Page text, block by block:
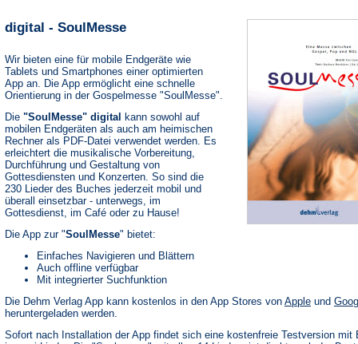
digital - SoulMesse
Wir bieten eine für mobile Endgeräte wie
Tablets und Smartphones einer optimierten
App an. Die App ermöglicht eine schnelle
Orientierung in der Gospelmesse "SoulMesse".
Die "SoulMesse" digital kann sowohl auf
mobilen Endgeräten als auch am heimischen
Rechner als PDF-Datei verwendet werden. Es
erleichtert die musikalische Vorbereitung,
Durchführung und Gestaltung von
Gottesdiensten und Konzerten. So sind die
230 Lieder des Buches jederzeit mobil und
überall einsetzbar - unterwegs, im
Gottesdienst, im Café oder zu Hause!
Die App zur "SoulMesse" bietet:
Einfaches Navigieren und Blättern
Auch offline verfügbar
Mit integrierter Suchfunktion
Die Dehm Verlag App kann kostenlos in den App Stores von Apple(Öffnet
neuen
und
heruntergeladen werden.
Sofort nach Installation der App findet sich eine kostenfreie Testversion mit